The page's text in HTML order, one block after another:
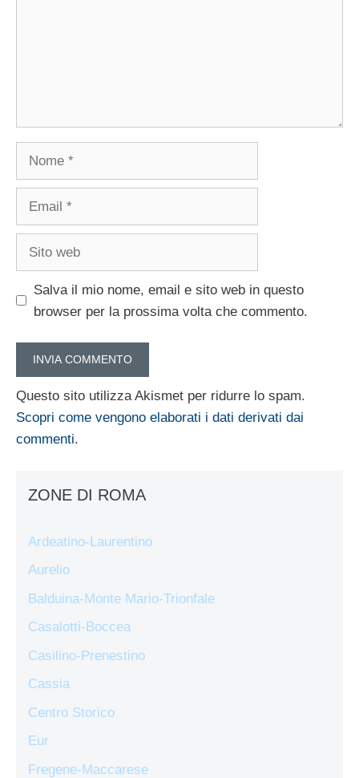
Salva il mio nome, email e sito web in questo
browser per la prossima volta che commento.
Questo sito utilizza Akismet per ridurre lo spam.
Scopri come vengono elaborati i dati derivati dai
commenti.
ZONE DI ROMA
Ardeatino-Laurentino
Aurelio
Balduina-Monte Mario-Trionfale
Casalotti-Boccea
Casilino-Prenestino
Cassia
Centro Storico
Eur
Fregene-Maccarese